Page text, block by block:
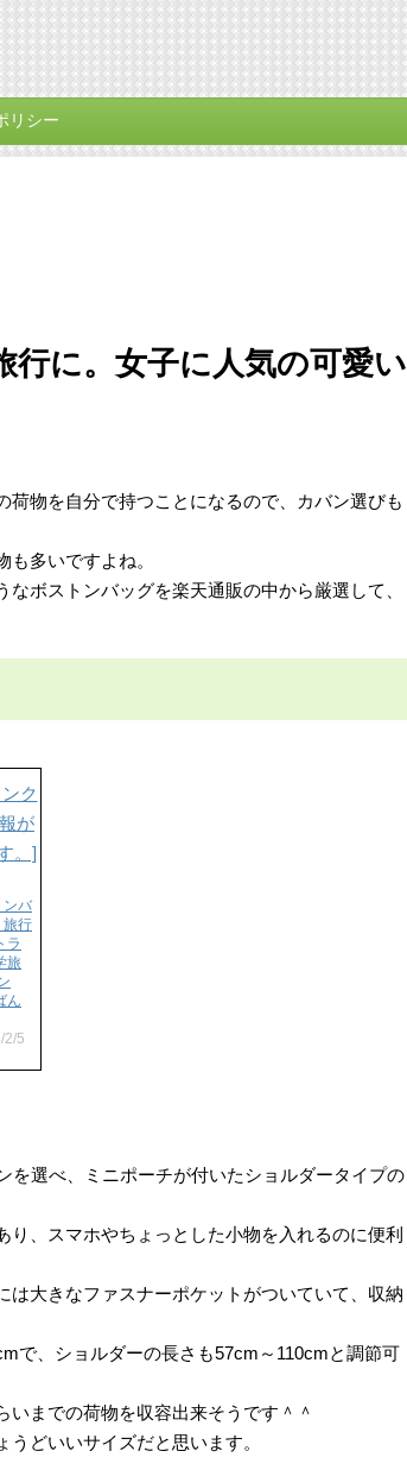
リシー
に。女子に人気の可愛い
物を自分で持つことになるので、カバン選びも
多いですよね。
ボストンバッグを楽天通販の中から厳選して、
ンバ
旅行
ラ
旅
ん
2/5
を選べ、ミニポーチが付いたショルダータイプの
、スマホやちょっとした小物を入れるのに便利
は大きなファスナーポケットがついていて、収納
で、ショルダーの長さも57cm～110cmと調節可
までの荷物を収容出来そうです＾＾
どいいサイズだと思います。